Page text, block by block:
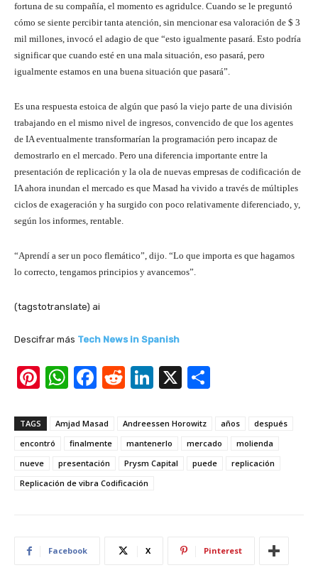
fortuna de su compañía, el momento es agridulce. Cuando se le preguntó
cómo se siente percibir tanta atención, sin mencionar esa valoración de $ 3
mil millones, invocó el adagio de que “esto igualmente pasará. Esto podría
significar que cuando esté en una mala situación, eso pasará, pero
igualmente estamos en una buena situación que pasará”.
Es una respuesta estoica de algún que pasó la viejo parte de una división
trabajando en el mismo nivel de ingresos, convencido de que los agentes
de IA eventualmente transformarían la programación pero incapaz de
demostrarlo en el mercado. Pero una diferencia importante entre la
presentación de replicación y la ola de nuevas empresas de codificación de
IA ahora inundan el mercado es que Masad ha vivido a través de múltiples
ciclos de exageración y ha surgido con poco relativamente diferenciado, y,
según los informes, rentable.
“Aprendí a ser un poco flemático”, dijo. “Lo que importa es que hagamos
lo correcto, tengamos principios y avancemos”.
(tagstotranslate) ai
Descifrar más Tech News in Spanish
Pi
er
e
st
W
at
s
A
p
F
c
e
b
o
R
d
di
t
Li
k
e
dI
X
ar
e
TAGS Amjad Masad Andreessen Horowitz años
después
encontró
finalmente mantenerlo mercado
molienda
nueve
presentación Prysm Capital puede
replicación
Replicación de vibra Codificación
Facebook X Pinterest